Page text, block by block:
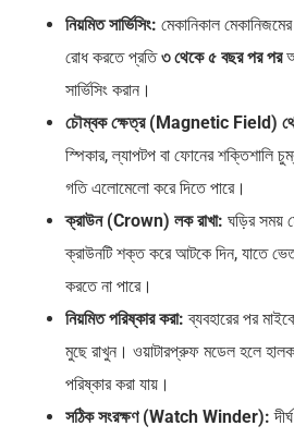
নিয়মিত সার্ভিসিং: মেকানিকাল
রোধ করতে প্রতি৩ থেকে ৫ বছর পর পর
সার্ভিসিং করান।
চৌম্বক ক্ষেত্র (Magnetic Field)
স্পিকার, ল্যাপটপ বা ফোনের শক্তিশালি
গতি এলোমেলো করে দিতে পারে।
ক্রাউন (Crown) লক রাখা: ঘড়ির সময়
ক্রাউনটি শক্ত করে আটকে দিন, যাতে
করতে না পারে।
নিয়মিত পরিষ্কার করা: ব্যবহারের পর
মুছে রাখুন। ওয়াটারপ্রুফ মডেল হলে হালকা
পরিষ্কার করা যায়।
সঠিক সংরক্ষণ (Watch Winder):